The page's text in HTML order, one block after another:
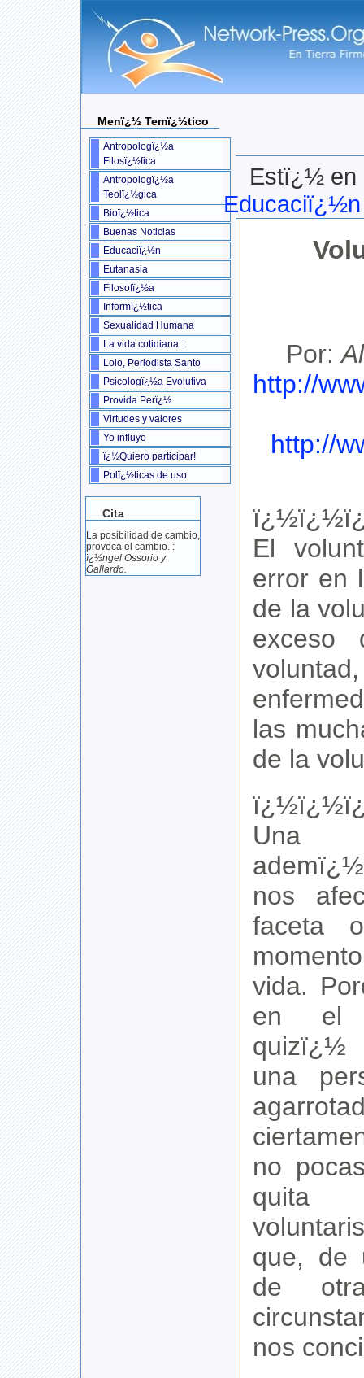
Menï¿½ Temï¿½tico
Antropologï¿½a
Filosï¿½fica
Antropologï¿½a
Teolï¿½gica
Bioï¿½tica
Buenas Noticias
Educaciï¿½n
Eutanasia
Filosofï¿½a
Informï¿½tica
Sexualidad Humana
La vida cotidiana::
Lolo, Periodista Santo
Psicologï¿½a Evolutiva
Provida Perï¿½
Virtudes y valores
Yo influyo
ï¿½Quiero participar!
Polï¿½ticas de uso
Cita
La posibilidad de cambio,
provoca el cambio. :
ï¿½ngel Ossorio y
Gallardo.
Estï¿½ en
Educaciï¿½n
Por:
http://
http://
El
error en
de la
exceso
las
de la
Una
nos
faceta
vida.
en el
quizï¿½
una
no
que, de
de
nos